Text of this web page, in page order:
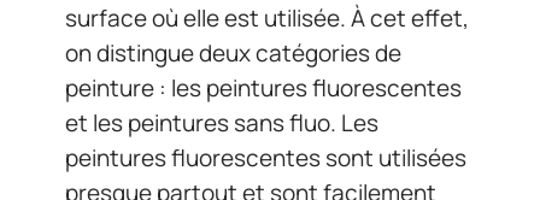
surface où elle est utilisée. À cet effet,
on distingue deux catégories de
peinture : les peintures fluorescentes
et les peintures sans fluo. Les
peintures fluorescentes sont utilisées
presque partout et sont facilement